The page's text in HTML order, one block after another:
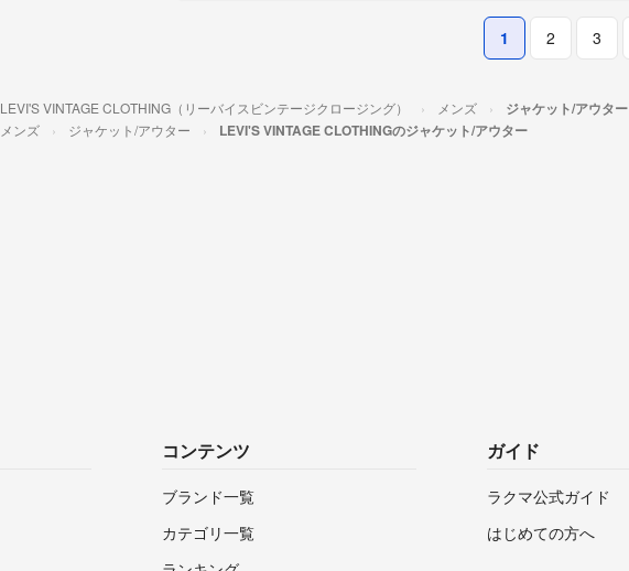
1 2 3
LEVI'S VINTAGE CLOTHING（リーバイスビンテージクロージング） メンズ ジャケット/アウター
メンズ ジャケット/アウター LEVI'S VINTAGE CLOTHINGのジャケット/アウター
コンテンツ
ブランド一覧
カテゴリ一覧
ガイド
ラクマ公式ガイド
はじめての方へ